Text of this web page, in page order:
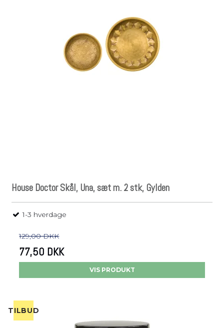
House Doctor Skål, Una, sæt m. 2 stk, Gylden
1-3 hverdage
129,00 DKK
77,50 DKK
VIS PRODUKT
TILBUD